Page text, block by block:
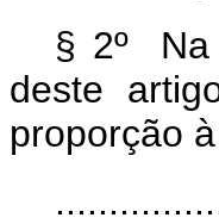
§ 2º Na
deste
proporção